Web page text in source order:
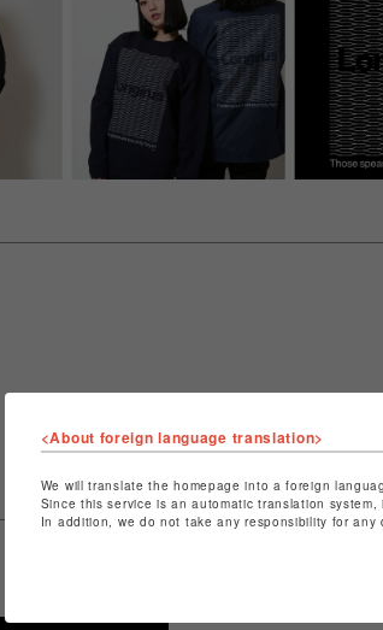
<About foreign language translation>
We will translate the homepage into a foreign
Since this service is an automatic translation
In addition, we do not take any responsibility for